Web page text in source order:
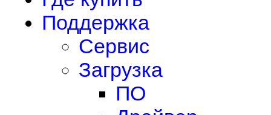
Поддержка
Сервис
Загрузка
ПО